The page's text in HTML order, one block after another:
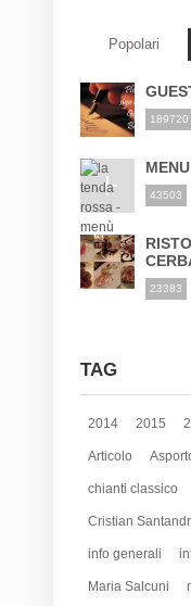
Popolari
189720
43503
23383
TAG
2014 2015
Articolo
chianti classico
Cristian
info generali
Maria Salcuni